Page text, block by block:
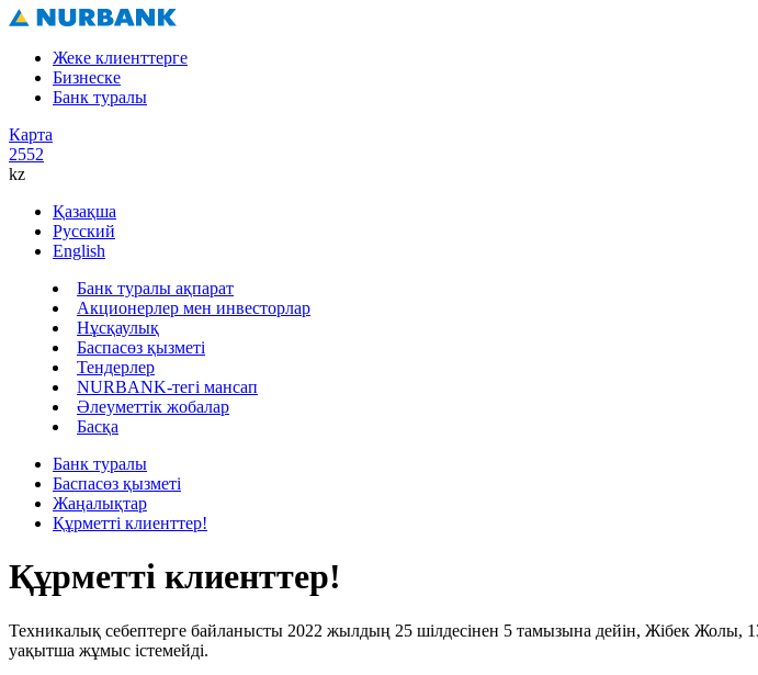
Жеке клиенттерге
Бизнеске
Банк туралы
Карта
2552
kz
Қазақша
Русский
English
Банк туралы ақпарат
Акционерлер мен инвесторлар
Нұсқаулық
Баспасөз қызметі
Тендерлер
NURBANK-тегі мансап
Әлеуметтік жобалар
Басқа
Банк туралы
Баспасөз қызметі
Жаңалықтар
Құрметті клиенттер!
Құрметті клиенттер!
Техникалық себептерге байланысты 2022 жылдың 25 шілдесінен 5 тамызына дейін, Жібек
уақытша жұмыс істемейді.